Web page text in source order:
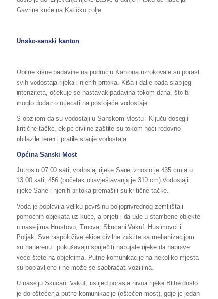
Gavrine kuće na Katičko polje.
Unsko-sanski kanton
Obilne kišne padavine na području Kantona uzrokovale su porast
svih vodostaja rijeka i njenih pritoka. Kiša i dalje pada slabijeg
intenziteta, očekuje se nastavak padavina tokom dana, što bi
moglo dodatno utjecati na postojeće vodostaje.
S obzirom da su vodostaji u Sanskom Mostu i Ključu dosegli
kritične tačke, ekipe civilne zaštite su tokom noći redovno
obilazile teren i pratile stanje vodostaja.
Općina Sanski Most
Jutros u 07:00 sati, vodostaj rijeke Sane iznosio je 435 cm a u
13:00 sati, 456 (početak obavještavanja je 310 cm).Vodostaji
rijeke Sane i njenih pritoka premašili su kritične tačke.
Voda je poplavila veliku površinu poljoprivrednog zemljišta i
pomoćnih objekata uz kuće, a prijeti i da uđe u stambene objekte
u naseljima Hrustovo, Trnova, Skucani Vakuf, Husimovci i
Poljak. Sve raspoložive ekipe civilne zaštite sa mehanizacijom
su na terenu i pokušavaju spriječiti nabujale rijeke da naprave
veće štete na objektima. Putne komunikacije na nekoliko mjesta
su poplavljene i ne može se saobraćati vozilima.
U naselju Skucani Vakuf, uslijed porasta nivoa rijeke Blihe došlo
je do oštećenja putne komunikacije (oštećen most), gdje je jedan